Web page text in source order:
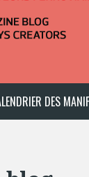
DES